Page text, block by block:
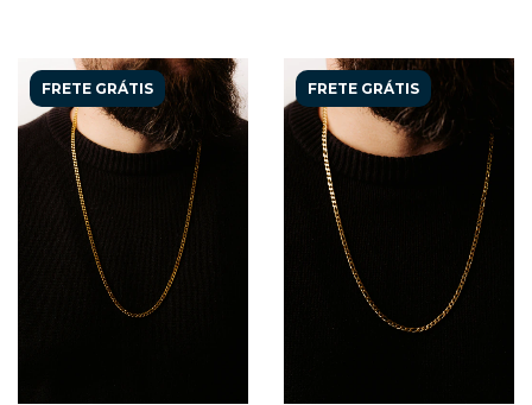
FRETE GRÁTIS FRETE GRÁTIS